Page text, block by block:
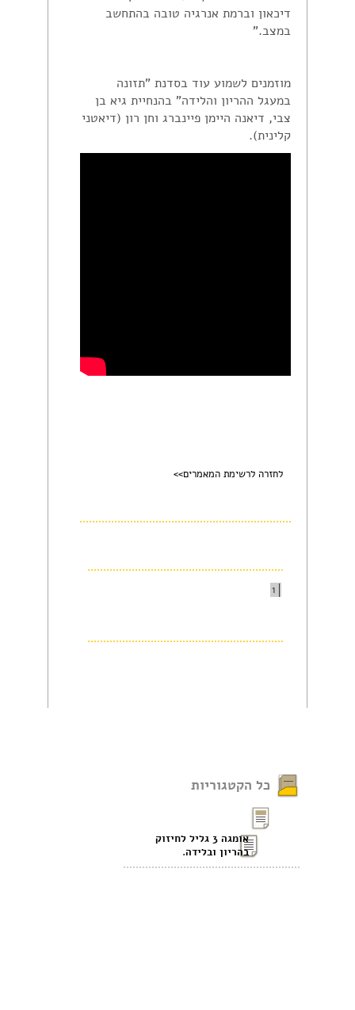
דיכאון וברמת אנרגיה טובה בהתחשב
במצב."
מוזמנים לשמוע עוד בסדנת "תזונה
במעגל ההריון והלידה" בהנחיית גיא בן
צבי, דיאנה היימן פיינברג וחן רון (דיאטני
קלינית).
לחזרה לרשימת המאמרים>>
1
כל הקטגוריות
אומגה 3 גליל לחיזוק
בהריון ובלידה.